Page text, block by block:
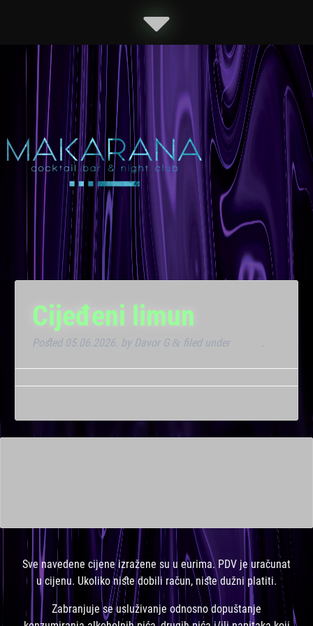
Cijeđeni limun
Posted 05.06.2026. by Davor G & filed under .
Sve navedene cijene izražene su u eurima. PDV je uračunat
u cijenu. Ukoliko niste dobili račun, niste dužni platiti.
Zabranjuje se usluživanje odnosno dopuštanje